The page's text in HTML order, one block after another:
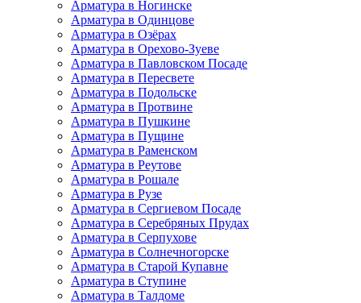
Арматура в Ногинске
Арматура в Одинцове
Арматура в Озёрах
Арматура в Орехово-Зуеве
Арматура в Павловском Посаде
Арматура в Пересвете
Арматура в Подольске
Арматура в Протвине
Арматура в Пушкине
Арматура в Пущине
Арматура в Раменском
Арматура в Реутове
Арматура в Рошале
Арматура в Рузе
Арматура в Сергиевом Посаде
Арматура в Серебряных Прудах
Арматура в Серпухове
Арматура в Солнечногорске
Арматура в Старой Купавне
Арматура в Ступине
Арматура в Талдоме